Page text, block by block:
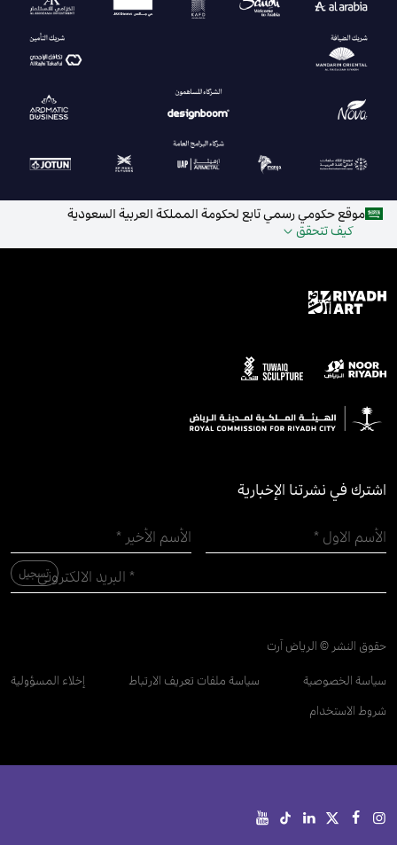
موقع حكومي رسمي تابع لحكومة المملكة العربية السعودية
كيف تتحقق
اشترك في نشرتنا الإخبارية
حقوق النشر © الرياض آرت
سياسة الخصوصية سياسة ملفات تعريف الارتباط
إخلاء المسؤولية
شروط الاستخدام